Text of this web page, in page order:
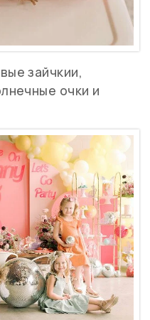
зайчкии,
очки и